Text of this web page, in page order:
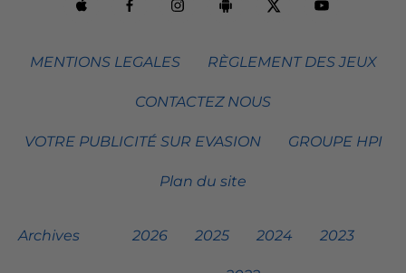
MENTIONS LEGALES RÈGLEMENT DES JEUX
CONTACTEZ NOUS
VOTRE PUBLICITÉ SUR EVASION GROUPE HPI
Plan du site
Archives 2026 2025 2024 2023